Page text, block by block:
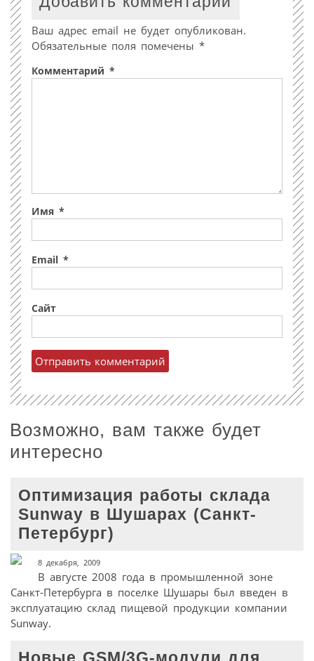
Ваш адрес email не будет опубликован.
Обязательные поля помечены *
Комментарий *
Имя *
Email *
Сайт
Возможно, вам также будет
интересно
Оптимизация работы склада
Sunway в Шушарах (Санкт-
Петербург)
8 декабря, 2009
В августе 2008 года в промышленной зоне
Санкт-Петербурга в поселке Шушары был введен в
эксплуатацию склад пищевой продукции компании
Sunway.